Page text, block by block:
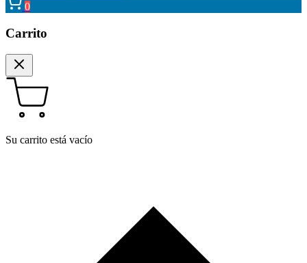
0
Carrito
Su carrito está vacío